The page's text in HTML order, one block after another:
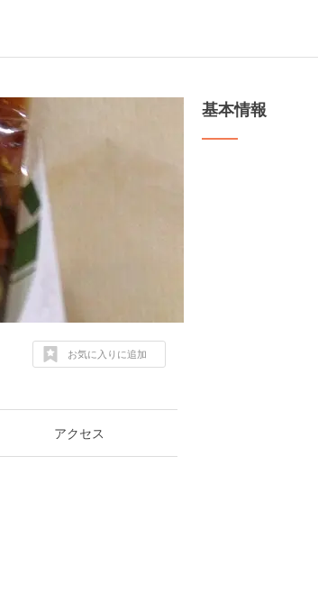
お気に入りに追加
アクセス
基本情報